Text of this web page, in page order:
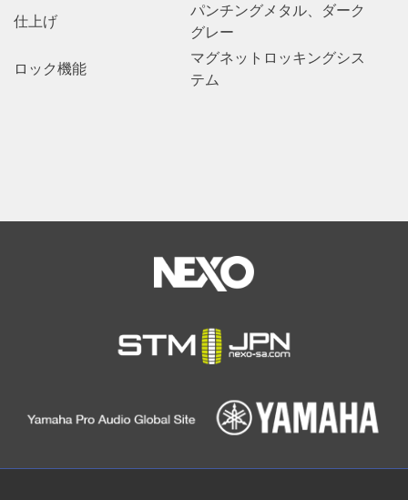
仕上げ
パンチングメタル、ダーク
グレー
ロック機能
マグネットロッキングシス
テム